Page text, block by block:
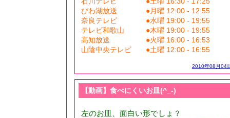
びわ湖放送 ●月曜 12:00 - 12:55
奈良テレビ ●水曜 19:00 - 19:55
テレビ和歌山 ●木曜 19:00 - 19:55
高知放送 ●火曜 16:00 - 16:53
山陰中央テレビ ●土曜 12:00 - 16:55
2010年08月04
【動画】食べにくいお皿(^_-)
左のお皿、面白い形でしょ？